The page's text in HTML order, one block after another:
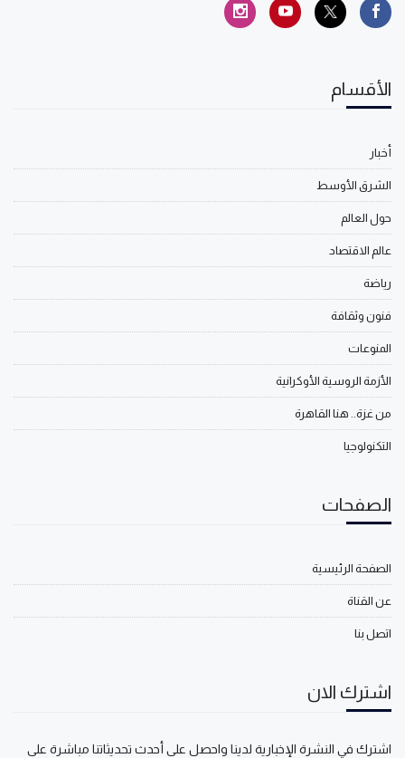
الأقسام
أخبار
الشرق الأوسط
حول العالم
عالم الاقتصاد
رياضة
فنون وثقافة
المنوعات
الأزمة الروسية الأوكرانية
من غزة.. هنا القاهرة
التكنولوجيا
الصفحات
الصفحة الرئيسية
عن القناة
اتصل بنا
اشترك الان
اشترك في النشرة الإخبارية لدينا واحصل على أحدث تحديثاتنا مباشرة على